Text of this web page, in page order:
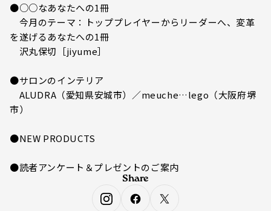
●○○なあなたへの1冊
今月のテーマ：トッププレイヤーからリーダーへ、変革
を遂げるあなたへの1冊
沢丸保切［jiyume］
●サロンのインテリア
ALUDRA（愛知県安城市）／meuche…lego（大阪府堺
市）
●NEW PRODUCTS
●読者アンケート＆プレゼントのご案内
Share